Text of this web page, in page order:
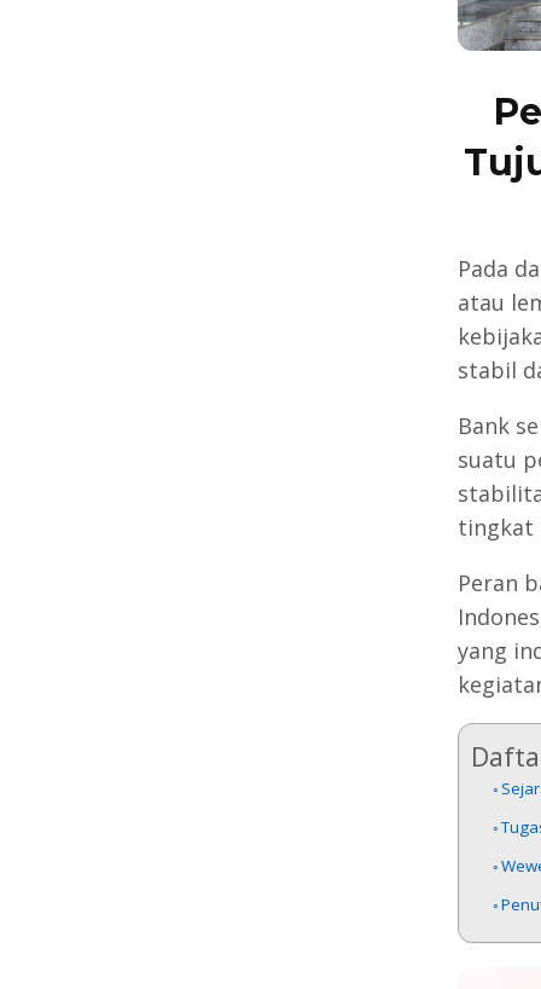
Pada
atau
stabil
Bank
suatu
tingkat
Peran
yang